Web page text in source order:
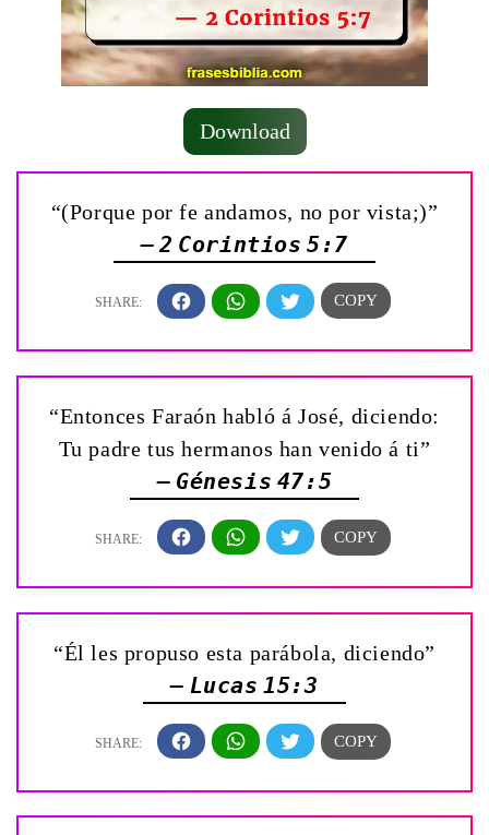
Download
“(Porque por fe andamos, no por vista;)”
— 2 Corintios 5:7
“Entonces Faraón habló á José, diciendo:
Tu padre tus hermanos han venido á ti”
— Génesis 47:5
“Él les propuso esta parábola, diciendo”
— Lucas 15:3